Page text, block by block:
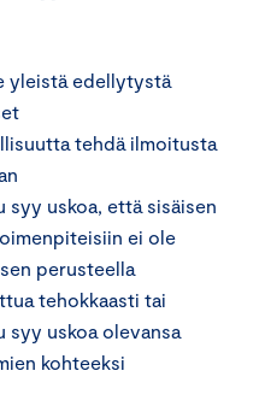
yleistä edellytystä
tehdä ilmoitusta
uskoa, että sisäisen
ei ole
perusteella
tehokkaasti tai
uskoa olevansa
kohteeksi